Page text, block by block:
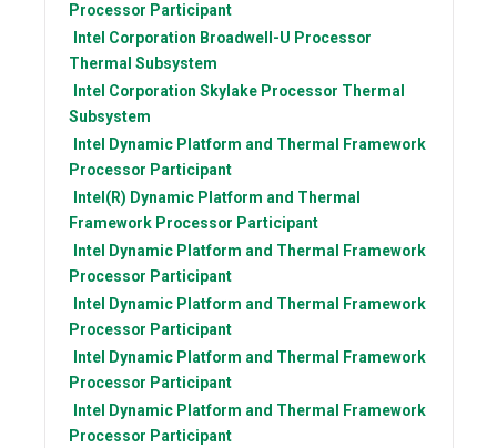
Processor Participant
Intel Corporation Broadwell-U Processor
Thermal Subsystem
Intel Corporation Skylake Processor Thermal
Subsystem
Intel
Dynamic Platform and Thermal Framework
Processor Participant
Intel(R) Dynamic Platform and Thermal
Framework Processor Participant
Intel
Dynamic Platform and Thermal Framework
Processor Participant
Intel
Dynamic Platform and Thermal Framework
Processor Participant
Intel
Dynamic Platform and Thermal Framework
Processor Participant
Intel
Dynamic Platform and Thermal Framework
Processor Participant